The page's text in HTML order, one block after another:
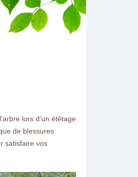
lors d’un étêtage
de blessures
satisfaire vos